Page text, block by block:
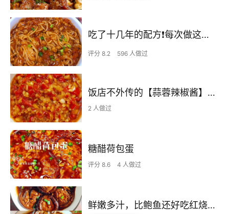
吃了十几年的配方❗️每次做这至少吃2碗
评分 8.2 596 人做过
饭店不外传的【蒜蓉辣椒酱】自己在家也可以做出
2 人做过
糖醋荷包蛋
评分 8.6 4 人做过
鲜嫩多汁，比鲍鱼还好吃红烧香菇